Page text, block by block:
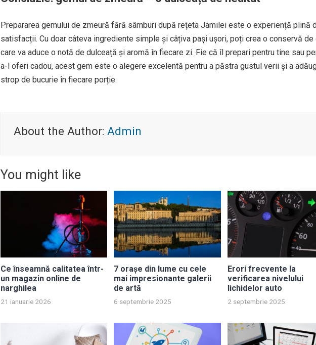
Prepararea gemului de zmeură fără sâmburi după rețeta Jamilei este o experiență plină
satisfacții. Cu doar câteva ingrediente simple și câțiva pași ușori, poți crea o conservă de
care va aduce o notă de dulceață și aromă în fiecare zi. Fie că îl prepari pentru tine sau
a-l oferi cadou, acest gem este o alegere excelentă pentru a păstra gustul verii și a
strop de bucurie în fiecare porție.
About the Author: Admin
You might like
Ce înseamnă calitatea într-
un magazin online de
narghilea
21 ianuarie 2026
7 orașe din lume cu cele
mai impresionante galerii
de artă
6 septembrie 2025
Erori frecvente la
verificarea nivelului
lichidelor auto
2 septembrie 2025